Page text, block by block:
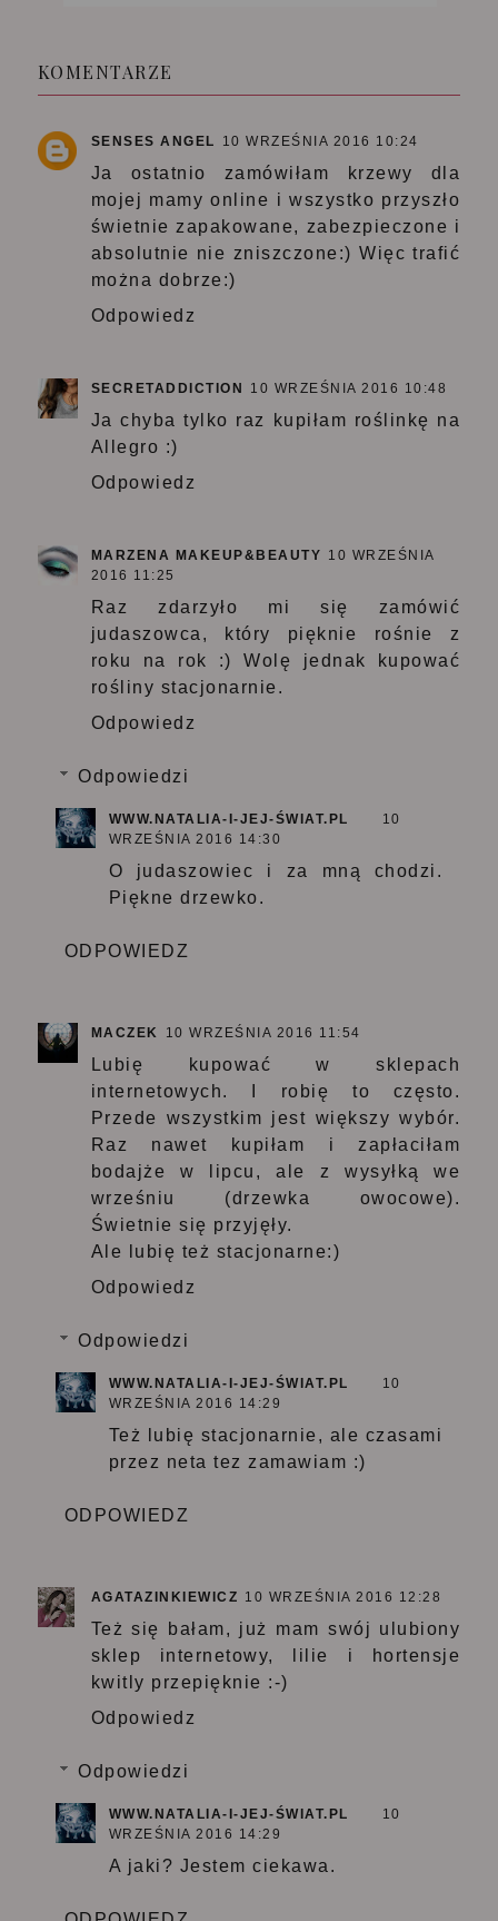
KOMENTARZE
SENSES ANGEL 10 WRZEŚNIA 2016 10:24
Ja ostatnio zamówiłam krzewy dla
mojej mamy online i wszystko przyszło
świetnie zapakowane, zabezpieczone i
absolutnie nie zniszczone:) Więc trafić
można dobrze:)
Odpowiedz
SECRETADDICTION 10 WRZEŚNIA 2016 10:48
Ja chyba tylko raz kupiłam roślinkę na
Allegro :)
Odpowiedz
MARZENA MAKEUP&BEAUTY 10 WRZEŚNIA
2016 11:25
Raz zdarzyło mi się zamówić
judaszowca, który pięknie rośnie z
roku na rok :) Wolę jednak kupować
rośliny stacjonarnie.
Odpowiedz
Odpowiedzi
WWW.NATALIA-I-JEJ-ŚWIAT.PL
10
WRZEŚNIA 2016 14:30
O judaszowiec i za mną chodzi.
Piękne drzewko.
ODPOWIEDZ
MACZEK 10 WRZEŚNIA 2016 11:54
Lubię kupować w sklepach
internetowych. I robię to często.
Przede wszystkim jest większy wybór.
Raz nawet kupiłam i zapłaciłam
bodajże w lipcu, ale z wysyłką we
wrześniu (drzewka owocowe).
Świetnie się przyjęły.
Ale lubię też stacjonarne:)
Odpowiedz
Odpowiedzi
WWW.NATALIA-I-JEJ-ŚWIAT.PL
10
WRZEŚNIA 2016 14:29
Też lubię stacjonarnie, ale czasami
przez neta tez zamawiam :)
ODPOWIEDZ
AGATAZINKIEWICZ 10 WRZEŚNIA 2016 12:28
Też się bałam, już mam swój ulubiony
sklep internetowy, lilie i hortensje
kwitly przepięknie :-)
Odpowiedz
Odpowiedzi
WWW.NATALIA-I-JEJ-ŚWIAT.PL
10
WRZEŚNIA 2016 14:29
A jaki? Jestem ciekawa.